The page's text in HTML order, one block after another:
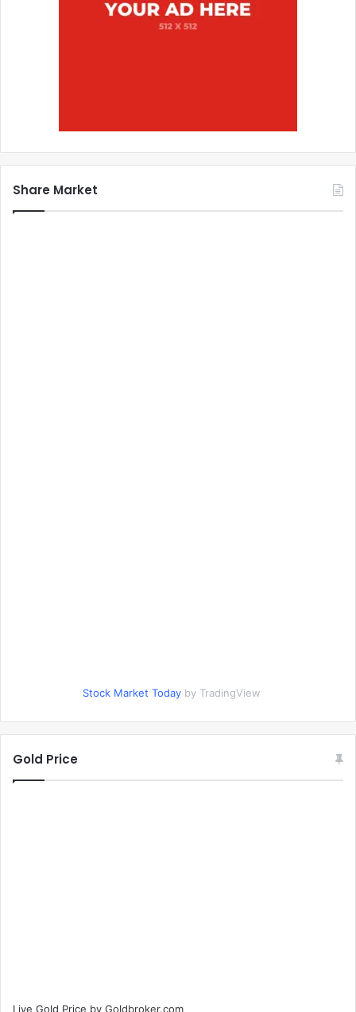
Share Market
Stock Market Today by TradingView
Gold Price
Live Gold Price by Goldbroker.com